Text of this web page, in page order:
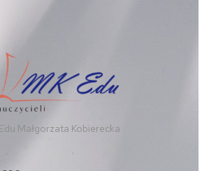
Małgorzata Kobierecka